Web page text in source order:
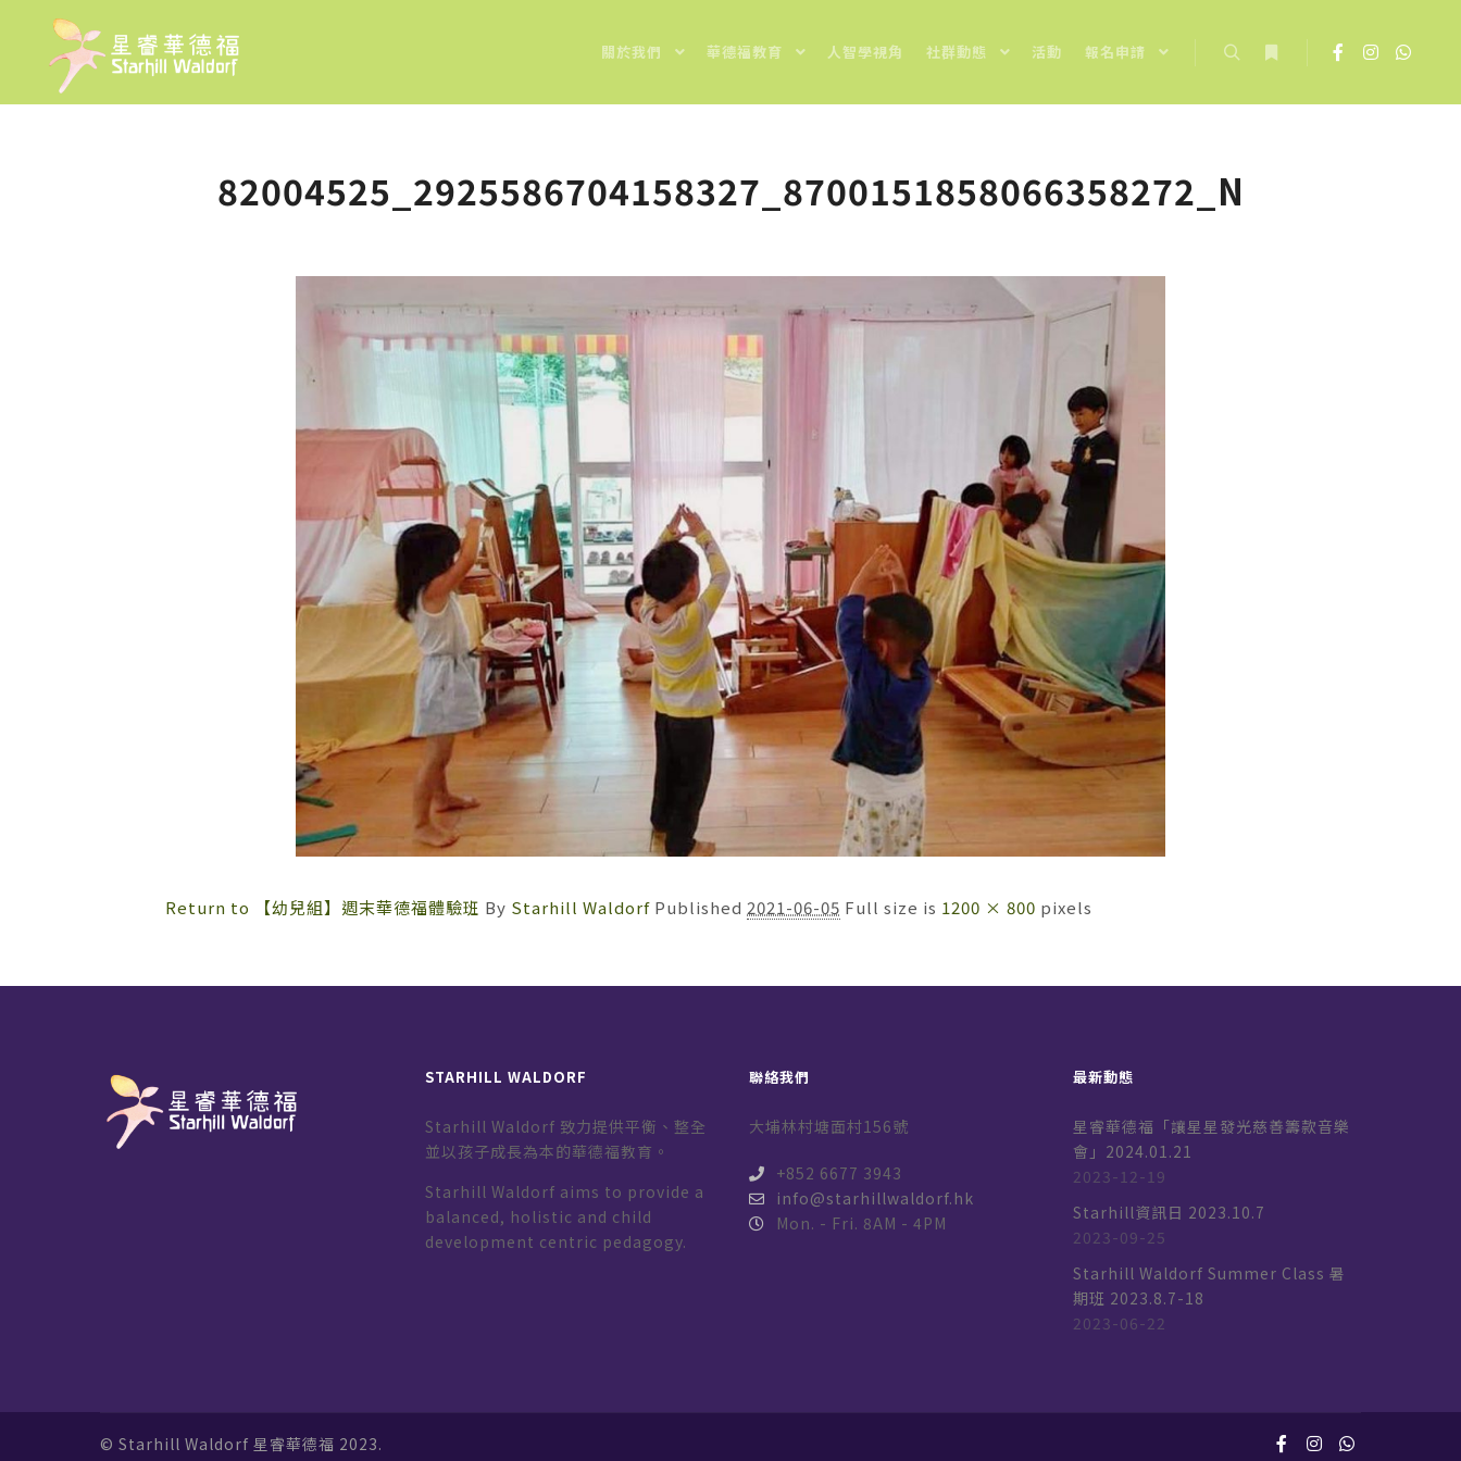
關於我們 華德福教育 人智學視角 社群動態 活動 報名申請
82004525_2925586704158327_8700151858066358272_N
Return to 【幼兒組】週末華德福體驗班 By Starhill Waldorf Published 2021-06-05 Full size is 1200 × 800 pixels
STARHILL WALDORF
Starhill Waldorf 致力提供平衡、整全
並以孩子成長為本的華德福教育。
Starhill Waldorf aims to provide a
balanced, holistic and child
development centric pedagogy.
聯絡我們
大埔林村塘面村156號
+852 6677 3943
info@starhillwaldorf.hk
Mon. - Fri. 8AM - 4PM
最新動態
星睿華德福「讓星星發光慈善籌款音樂
會」2024.01.21
2023-12-19
Starhill資訊日 2023.10.7
2023-09-25
Starhill Waldorf Summer Class 暑
期班 2023.8.7-18
2023-06-22
© Starhill Waldorf 星睿華德福 2023.